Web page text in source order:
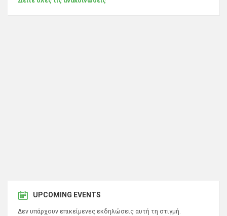
UPCOMING EVENTS
Δεν υπάρχουν επικείμενες εκδηλώσεις αυτή τη στιγμή.